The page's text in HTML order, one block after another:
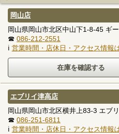
岡山店
岡山県岡山市北区中山下1-8-45 ギ
☎ 086-212-2551
ℹ 営業時間・店休日・アクセス情報
エブリイ津高店
岡山県岡山市北区横井上83-3 エブ
☎ 086-251-6811
ℹ 営業時間・店休日・アクセス情報